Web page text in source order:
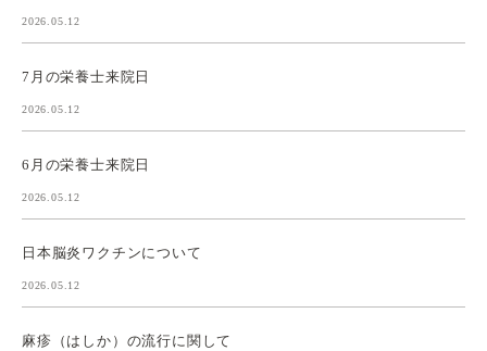
2026.05.12
7月の栄養士来院日
2026.05.12
6月の栄養士来院日
2026.05.12
日本脳炎ワクチンについて
2026.05.12
麻疹（はしか）の流行に関して